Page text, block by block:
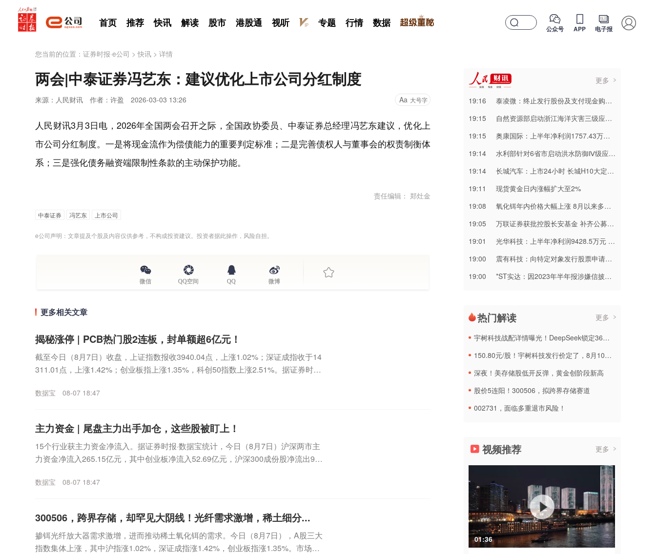
首页 推荐 快讯 解读 股市 港股通 视听 专题 行情 数据 公众号 APP 电子报
您当前的位置： 证券时报·e公司 >快讯 > 详情
两会|中泰证券冯艺东：建议优化上市公司分红制度
来源：人民财讯 作者：许盈 2026-03-03 13:26 Aa 大号字
人民财讯3月3日电，2026年全国两会召开之际，全国政协委员、中泰证券总经理冯艺东建议，优化上
市公司分红制度。一是将现金流作为偿债能力的重要判定标准；二是完善债权人与董事会的权责制衡体
系；三是强化债务融资端限制性条款的主动保护功能。
责任编辑： 郑灶金
中泰证券 冯艺东 上市公司
e公司声明：文章提及个股及内容仅供参考，不构成投资建议。投资者据此操作，风险自担。
微信 QQ空间 QQ 微博
更多相关文章
揭秘涨停 | PCB热门股2连板，封单额超6亿元！
截至今日（8月7日）收盘，上证指数报收3940.04点，上涨1.02%；深证成指收于14
311.01点，上涨1.42%；创业板指上涨1.35%，科创50指数上涨2.51%。据证券时报·
数据宝 08-07 18:47
主力资金 | 尾盘主力出手加仓，这些股被盯上！
15个行业获主力资金净流入。据证券时报·数据宝统计，今日（8月7日）沪深两市主
力资金净流入265.15亿元，其中创业板净流入52.69亿元，沪深300成份股净流出9.4
数据宝 08-07 18:47
300506，跨界存储，却罕见大阴线！光纤需求激增，稀土细分...
掺铒光纤放大器需求激增，进而推动稀土氧化铒的需求。今日（8月7日），A股三大
指数集体上涨，其中沪指涨1.02%，深证成指涨1.42%，创业板指涨1.35%。市场成
更多
19:16
泰凌微：终止发行股份及支付现金购买资产并撤回申请文件
19:15
自然资源部启动浙江海洋灾害三级应急响应
19:15
奥康国际：上半年净利润1757.43万元 同比扭亏为盈
19:14
水利部针对6省市启动洪水防御Ⅳ级应急响应
19:14
长城汽车：上市24小时 长城H10大定突破3万辆
19:11
现货黄金日内涨幅扩大至2%
19:08
氧化铒年内价格大幅上涨 8月以来多数稀土概念股获资金加仓
19:05
万联证券获批控股长安基金 补齐公募基金业务关键拼图
19:01
光华科技：上半年净利润9428.5万元 同比增长67.56%
19:00
震有科技：向特定对象发行股票申请获上交所受理
19:00
*ST实达：因2023年半年报涉嫌信披违法违规被中国证监会立案
热门解读 更多
宇树科技战配详情曝光！DeepSeek锁定36个月，社保基金多个组合参与
150.80元/股！宇树科技发行价定了，8月10日申购
深夜！美存储股低开反弹，黄金创阶段新高
股价5连阳！300506，拟跨界存储赛道
002731，面临多重退市风险！
视频推荐 更多
01:36